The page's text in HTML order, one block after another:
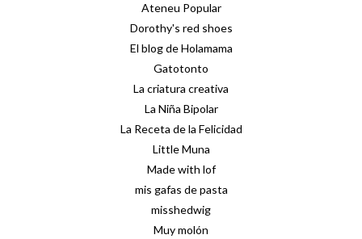
Ateneu Popular
Dorothy's red shoes
El blog de Holamama
Gatotonto
La criatura creativa
La Niña Bipolar
La Receta de la Felicidad
Little Muna
Made with lof
mis gafas de pasta
misshedwig
Muy molón